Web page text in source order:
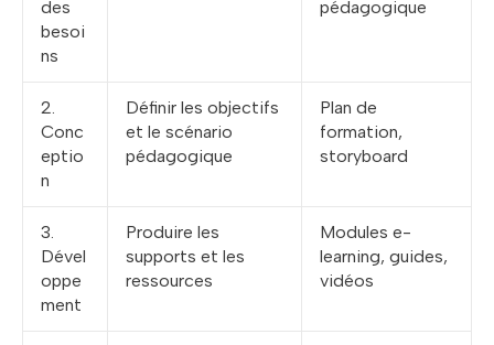
des
besoi
ns
pédagogique
2.
Conc
eptio
n
Définir les objectifs
et le scénario
pédagogique
Plan de
formation,
storyboard
3.
Dével
oppe
ment
Produire les
supports et les
ressources
Modules e-
learning, guides,
vidéos